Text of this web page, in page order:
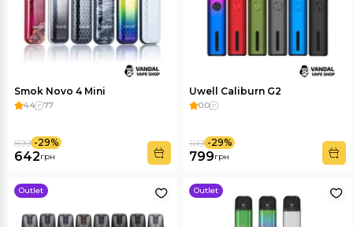
Smok Novo 4 Mini
4.4 77
642грн
899 -29%
Uwell Caliburn G2
0.0
799грн
1119 -29%
Outlet Outlet